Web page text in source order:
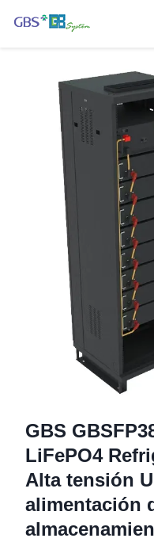
GBS
LiFePO4
Alta tensión
alimentación